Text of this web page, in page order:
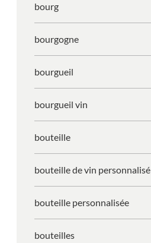
bourg
bourgogne
bourgueil
bourgueil vin
bouteille
bouteille de vin personnalisé
bouteille personnalisée
bouteilles